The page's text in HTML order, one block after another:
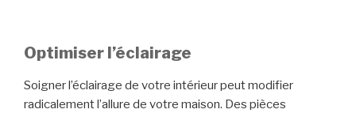
Optimiser l’éclairage
Soigner l’éclairage de votre intérieur peut modifier
radicalement l’allure de votre maison. Des pièces